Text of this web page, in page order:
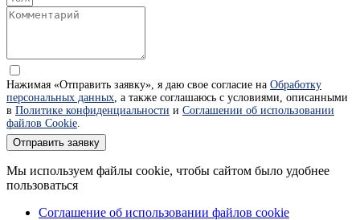
Нажимая «Отправить заявку», я даю свое согласие на Обработку
персональных данных , а также соглашаюсь с условиями, описанными
в Политике конфиденциальности и Соглашении об использовании
файлов Cookie
Отправить заявку
Мы используем файлы cookie, чтобы сайтом было удобнее
пользоваться
Соглашение об использовании файлов cookie